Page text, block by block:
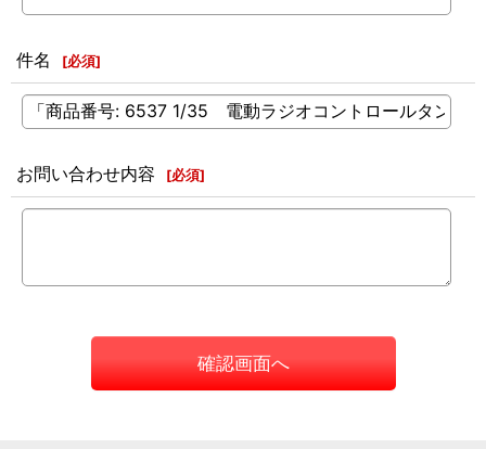
件名 [必須]
お問い合わせ内容 [必須]
確認画面へ